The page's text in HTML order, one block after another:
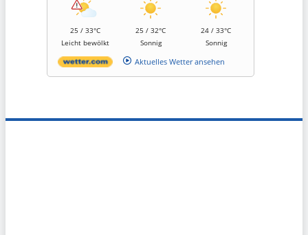
25 / 33°C
Leicht bewölkt
25 / 32°C
Sonnig
24 / 33°C
Sonnig
Aktuelles Wetter ansehen